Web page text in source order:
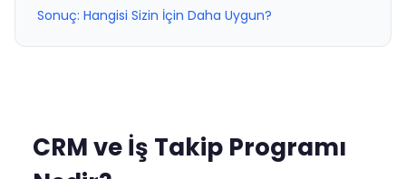
Sonuç: Hangisi Sizin İçin Daha Uygun?
CRM ve İş Takip Programı